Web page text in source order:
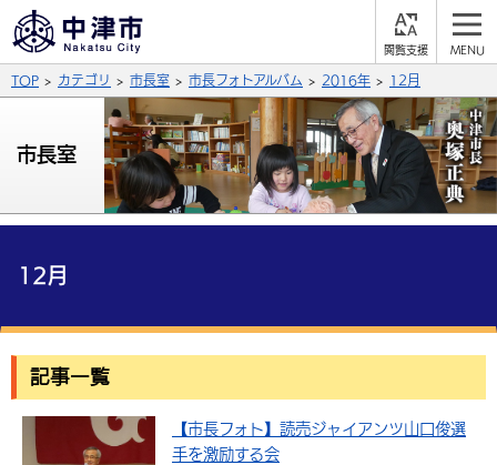
支
よみあげる
背景色
青
文字の大きさ
拡大 標準 縮小
英語（English） 中国語（簡体字）
サイト内検索
くらしの情報
届出・登録・証明
福祉・介護 健康・予防
事業者の方へ
入札・契約 産業・雇用
子育て・教育
TOP カテゴリ 市長室 市長フォトアルバム 2016年 12月
市長室
12月
記事一覧
【市長フォト】読売ジャイアンツ山口俊選
手を激励する会